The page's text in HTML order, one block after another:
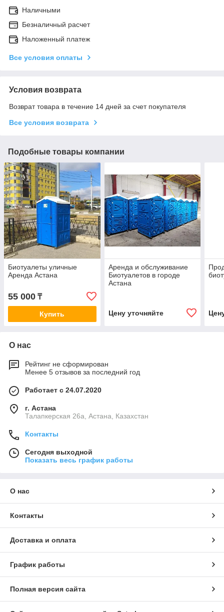
Наличными
Безналичный расчет
Наложенный платеж
Все условия оплаты
Условия возврата
Возврат товара в течение 14 дней за счет покупателя
Все условия возврата
Подобные товары компании
Биотуалеты уличные
Аренда Астана
55 000 ₸
Купить
Аренда и обслуживание
Биотуалетов в городе
Астана
Цену уточняйте
О нас
Рейтинг не сформирован
Менее 5 отзывов за последний год
Работает с 24.07.2020
г. Астана
Талапкерская 26а, Астана, Казахстан
Контакты
Сегодня выходной
Показать весь график работы
О нас
Контакты
Доставка и оплата
График работы
Полная версия сайта